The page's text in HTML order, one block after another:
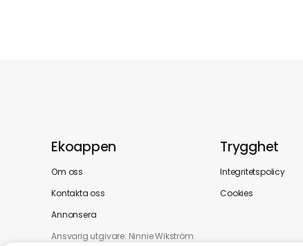
Ekoappen
Om oss
Kontakta oss
Annonsera
Ansvarig utgivare: Ninnie Wikström
Trygghet
Integritetspolicy
Cookies